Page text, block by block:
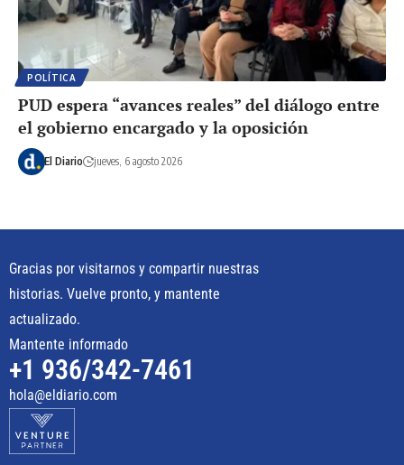
POLÍTICA
PUD espera “avances reales” del diálogo entre
el gobierno encargado y la oposición
El Diario jueves, 6 agosto 2026
Gracias por visitarnos y compartir nuestras
historias. Vuelve pronto, y mantente
actualizado.
Mantente informado
+1 936/342-7461
hola@eldiario.com